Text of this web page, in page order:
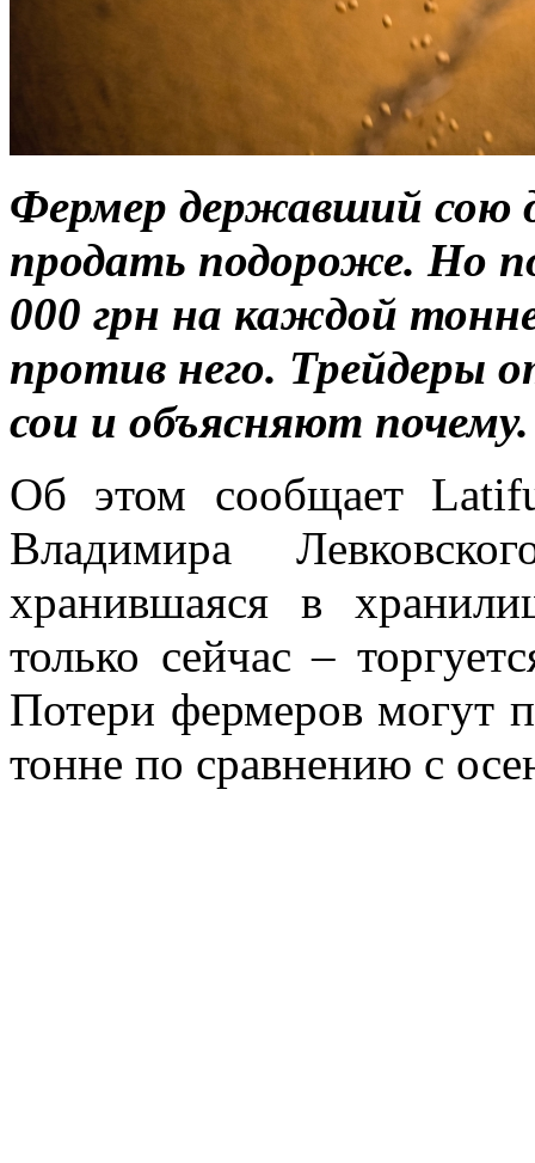
Фермер державший сою
продать подороже. Но
000 грн на каждой
против него. Трейдеры
сои и объясняют почему.
Об этом сообщает
Владимира
хранившаяся в
только сейчас –
Потери фермеров могут
тонне по сравнению с